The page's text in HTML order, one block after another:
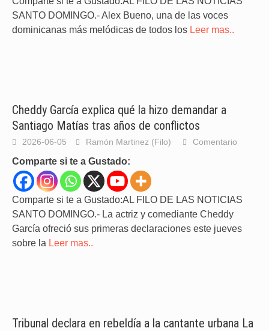
SANTO DOMINGO.- Alex Bueno, una de las voces
dominicanas más melódicas de todos los Leer mas..
Cheddy García explica qué la hizo demandar a
Santiago Matías tras años de conflictos
2026-06-05 Ramón Martinez (Filo) Comentario
Comparte si te a Gustado:
Comparte si te a Gustado:AL FILO DE LAS NOTICIAS
SANTO DOMINGO.- La actriz y comediante Cheddy
García ofreció sus primeras declaraciones este jueves
sobre la Leer mas..
Tribunal declara en rebeldía a la cantante urbana La